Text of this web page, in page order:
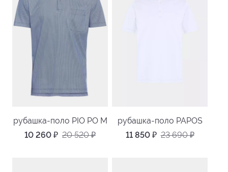
рубашка-поло PIO PO M
10 260 ₽ 20 520₽
рубашка-поло PAPOS
11 850 ₽ 23 690₽